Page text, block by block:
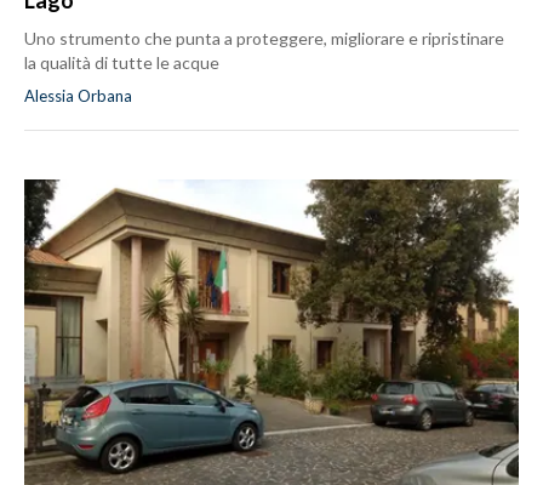
Uno strumento che punta a proteggere, migliorare e ripristinare
la qualità di tutte le acque
Alessia Orbana